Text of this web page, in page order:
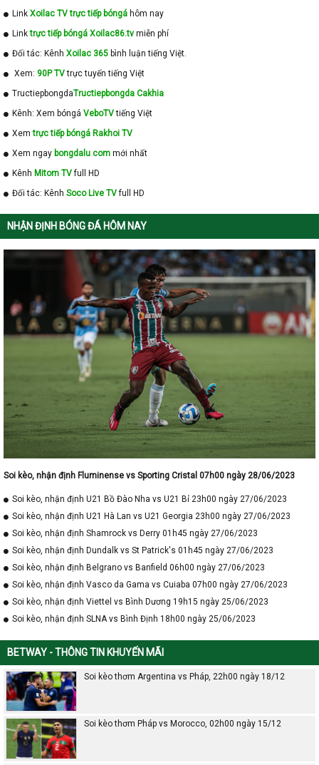
Link Xoilac TV trực tiếp bóngá hôm nay
Linktrực tiếp bóngá Xoilac86.tv miễn phí
Đối tác: Kênh Xoilac 365 bình luận tiếng Việt.
Xem: 90P TVtrực tuyến tiếng Việt
TructiepbongdaTructiepbongda Cakhia
Kênh: Xem bóngá VeboTVtiếng Việt
Xemtrực tiếp bóngá Rakhoi TV
Xem ngay bongdalu com mới nhất
Kênh Mitom TVfull HD
Đối tác: Kênh Soco Live TVfull HD
NHẬN ĐỊNH BÓNG ĐÁ HÔM NAY
Soi kèo, nhận định Fluminense vs Sporting Cristal 07h00 ngày 28/06/2023
Soi kèo, nhận định U21 Bồ Đào Nha vs U21 Bỉ 23h00 ngày 27/06/2023
Soi kèo, nhận định U21 Hà Lan vs U21 Georgia 23h00 ngày 27/06/2023
Soi kèo, nhận định Shamrock vs Derry 01h45 ngày 27/06/2023
Soi kèo, nhận định Dundalk vs St Patrick's 01h45 ngày 27/06/2023
Soi kèo, nhận định Belgrano vs Banfield 06h00 ngày 27/06/2023
Soi kèo, nhận định Vasco da Gama vs Cuiaba 07h00 ngày 27/06/2023
Soi kèo, nhận định Viettel vs Bình Dương 19h15 ngày 25/06/2023
Soi kèo, nhận định SLNA vs Bình Định 18h00 ngày 25/06/2023
BETWAY - THÔNG TIN KHUYẾN MÃI
Soi kèo thơm Argentina vs Pháp, 22h00 ngày 18/12
Soi kèo thơm Pháp vs Morocco, 02h00 ngày 15/12